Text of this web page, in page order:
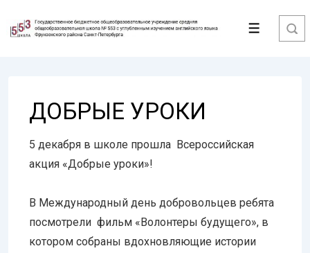
Перейти
Меню
ДОБРЫЕ УРОКИ
5 декабря в школе прошла Всероссийская
акция «Добрые уроки»!
В Международный день добровольцев ребята
посмотрели фильм «Волонтеры будущего», в
котором собраны вдохновляющие истории